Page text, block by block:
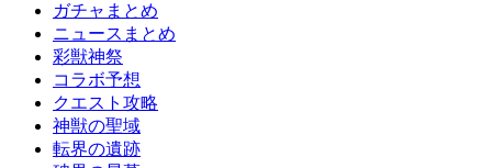
ガチャまとめ
ニュースまとめ
彩獣神祭
コラボ予想
クエスト攻略
神獣の聖域
転界の遺跡